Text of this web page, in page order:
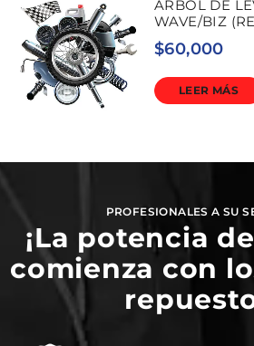
ARBOL DE
WAVE/BIZ
$60,000
LEER MÁS
PROFESIONALES A SU
¡La potencia
comienza con